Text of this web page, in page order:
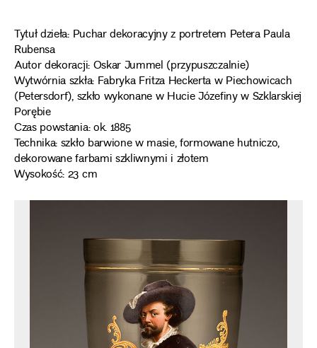
Tytuł dzieła: Puchar dekoracyjny z portretem Petera Paula
Rubensa
Autor dekoracji: Oskar Jummel (przypuszczalnie)
Wytwórnia szkła: Fabryka Fritza Heckerta w Piechowicach
(Petersdorf), szkło wykonane w Hucie Józefiny w Szklarskiej
Porębie
Czas powstania: ok. 1885
Technika: szkło barwione w masie, formowane hutniczo,
dekorowane farbami szkliwnymi i złotem
Wysokość: 23 cm